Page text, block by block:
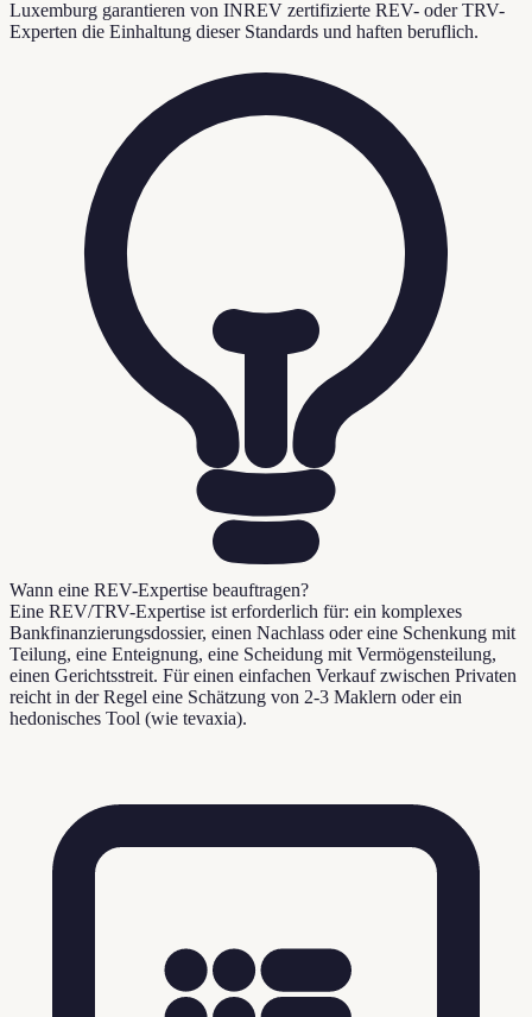
Luxemburg garantieren von INREV zertifizierte REV- oder TRV-
Experten die Einhaltung dieser Standards und haften beruflich.
Wann eine REV-Expertise beauftragen?
Eine REV/TRV-Expertise ist erforderlich für: ein komplexes
Bankfinanzierungsdossier, einen Nachlass oder eine Schenkung mit
Teilung, eine Enteignung, eine Scheidung mit Vermögensteilung,
einen Gerichtsstreit. Für einen einfachen Verkauf zwischen Privaten
reicht in der Regel eine Schätzung von 2-3 Maklern oder ein
hedonisches Tool (wie tevaxia).